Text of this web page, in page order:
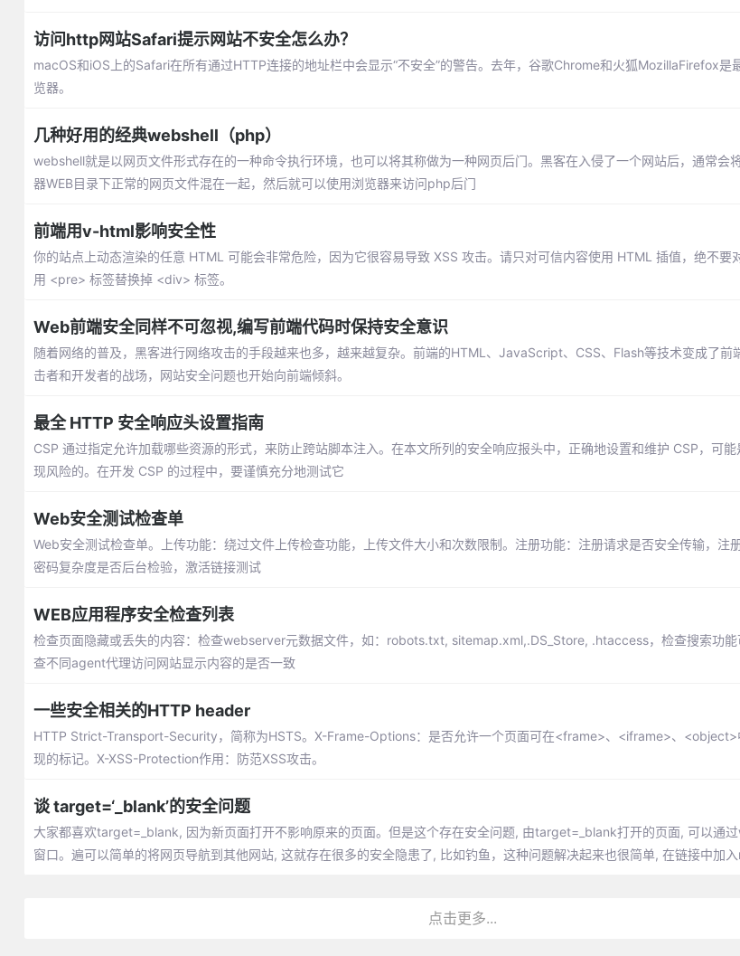
访问http网站Safari提示网站不安全怎么办？
macOS和iOS上的Safari在所有通过HTTP连接的地址栏中会显示“不安全”的警告。去年，谷歌Chrome和火狐MozillaFirefox是
览器。
几种好用的经典webshell（php）
webshell就是以网页文件形式存在的一种命令执行环境，也可以将其称做为一种网页后门。黑客在入侵了一个网站后，通常会
器WEB目录下正常的网页文件混在一起，然后就可以使用浏览器来访问php后门
前端用v-html影响安全性
你的站点上动态渲染的任意 HTML 可能会非常危险，因为它很容易导致 XSS 攻击。请只对可信内容使用 HTML 插值，绝不要
用 <pre> 标签替换掉 <div> 标签。
Web前端安全同样不可忽视,编写前端代码时保持安全意识
随着网络的普及，黑客进行网络攻击的手段越来也多，越来越复杂。前端的HTML、JavaScript、CSS、Flash等技术变成了前
击者和开发者的战场，网站安全问题也开始向前端倾斜。
最全 HTTP 安全响应头设置指南
CSP 通过指定允许加载哪些资源的形式，来防止跨站脚本注入。在本文所列的安全响应报头中，正确地设置和维护 CSP，可
现风险的。在开发 CSP 的过程中，要谨慎充分地测试它
Web安全测试检查单
Web安全测试检查单。上传功能：绕过文件上传检查功能，上传文件大小和次数限制。注册功能：注册请求是否安全传输，注
密码复杂度是否后台检验，激活链接测试
WEB应用程序安全检查列表
检查页面隐藏或丢失的内容：检查webserver元数据文件，如：robots.txt, sitemap.xml,.DS_Store, .htaccess，检查搜索功
查不同agent代理访问网站显示内容的是否一致
一些安全相关的HTTP header
HTTP Strict-Transport-Security，简称为HSTS。X-Frame-Options：是否允许一个页面可在<frame>、<iframe>、<object>
现的标记。X-XSS-Protection作用：防范XSS攻击。
谈 target=‘_blank’的安全问题
大家都喜欢target=_blank, 因为新页面打开不影响原来的页面。但是这个存在安全问题, 由target=_blank打开的页面, 可以通
窗口。遍可以简单的将网页导航到其他网站, 这就存在很多的安全隐患了, 比如钓鱼，这种问题解决起来也很简单, 在链接中加
点击更多...